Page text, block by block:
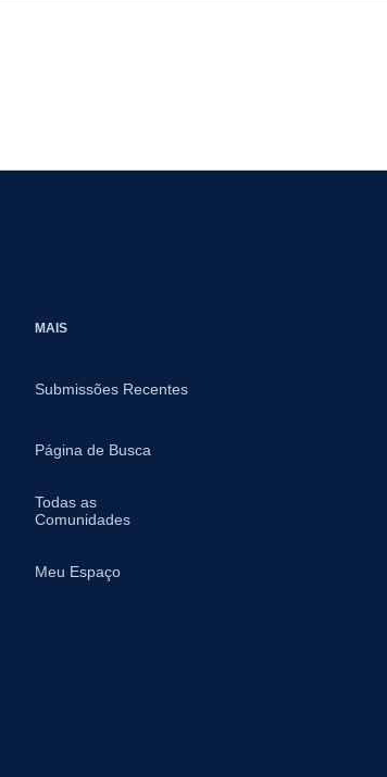
MAIS
Submissões Recentes
Página de Busca
Todas as
Comunidades
Meu Espaço